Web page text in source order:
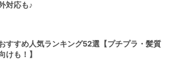
対応も♪
すすめ人気ランキング52選【プチプラ・髪質
けも！】